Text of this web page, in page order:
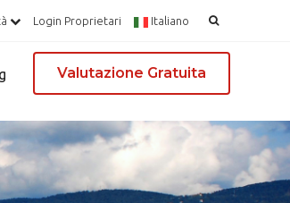
Login Proprietari Italiano Ricerca
per:
Valutazione Gratuita